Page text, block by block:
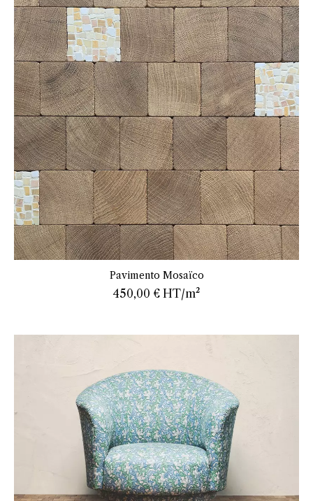
En savoir plus
Pavimento Mosaïco
450,00 € HT/m²